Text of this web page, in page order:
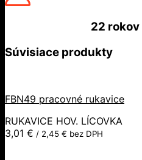
22 rokov
Súvisiace produkty
FBN49 pracovné rukavice
RUKAVICE HOV. LÍCOVKA
3,01 € / 2,45 € bez DPH